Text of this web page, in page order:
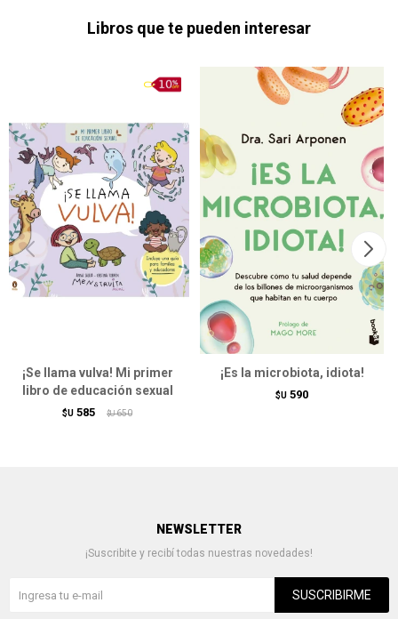
Libros que te pueden interesar
¡Se llama vulva! Mi primer
libro de educación sexual
$U 585 $U 650
¡Es la microbiota, idiota!
$U 590
NEWSLETTER
¡Suscribite y recibí todas nuestras novedades!
SUSCRIBIRME